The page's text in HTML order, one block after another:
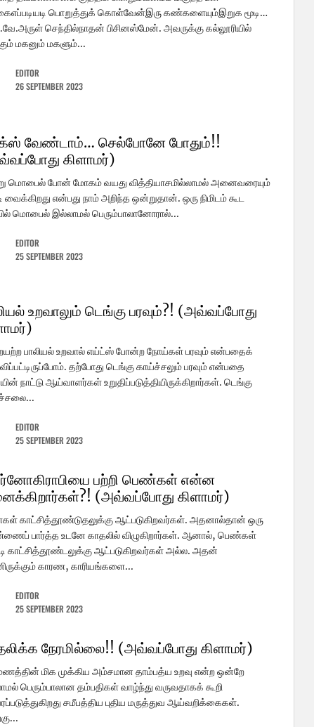
பொறுத்துக் கொள்வேன்இரு கண்களையும்இறுக மூடி…
செந்தில்நாதன் பிசினஸ்மேன். அவருக்கு கல்லூரியில்
மகனும் மகளும்...
EDITOR
26 SEPTEMBER 2023
வேண்டாம்… செல்போனே போதும்!!
கிளாமர்)
மொபைல் போன் மோகம் வயது வித்தியாசமில்லாமல் அனைவரையும்
வைக்கிறது என்பது நாம் அறிந்த ஒன்றுதான். ஒரு நிமிடம் கூட
மொபைல் இல்லாமல் பெரும்பாலானோரால்...
EDITOR
25 SEPTEMBER 2023
உறவாலும் டெங்கு பரவும்?! (அவ்வப்போது
பாலியல் உறவால் எய்ட்ஸ் போன்ற நோய்கள் பரவும் என்பதைக்
தற்போது டெங்கு காய்ச்சலும் பரவும் என்பதை
நாட்டு ஆய்வாளர்கள் உறுதிப்படுத்தியிருக்கிறார்கள். டெங்கு
EDITOR
25 SEPTEMBER 2023
பற்றி பெண்கள் என்ன
(அவ்வப்போது கிளாமர்)
காட்சித்தூண்டுதலுக்கு ஆட்படுகிறவர்கள். அதனால்தான் ஒரு
பார்த்த உடனே காதலில் விழுகிறார்கள். ஆனால், பெண்கள்
காட்சித்தூண்டலுக்கு ஆட்படுகிறவர்கள் அல்ல. அதன்
காரண, காரியங்களை...
EDITOR
25 SEPTEMBER 2023
நேரமில்லை!! (அவ்வப்போது கிளாமர்)
மிக முக்கிய அம்சமான தாம்பத்ய உறவு என்ற ஒன்றே
பெரும்பாலான தம்பதிகள் வாழ்ந்து வருவதாகக் கூறி
சமீபத்திய புதிய மருத்துவ ஆய்வறிக்கைகள்.